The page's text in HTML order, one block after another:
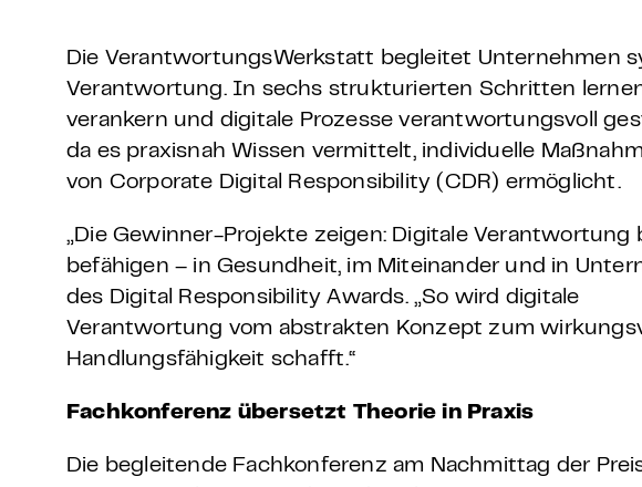
Die VerantwortungsWerkstatt begleitet Unternehmen
Verantwortung. In sechs strukturierten Schritten
verankern und digitale Prozesse verantwortungsvoll
da es praxisnah Wissen vermittelt, individuelle
von Corporate Digital Responsibility (CDR) ermöglicht.
„Die Gewinner-Projekte zeigen: Digitale
befähigen – in Gesundheit, im Miteinander und in
des Digital Responsibility Awards. „So wird digitale
Verantwortung vom abstrakten Konzept zum
Handlungsfähigkeit schafft.“
Fachkonferenz übersetzt Theorie in Praxis
Die begleitende Fachkonferenz am Nachmittag der